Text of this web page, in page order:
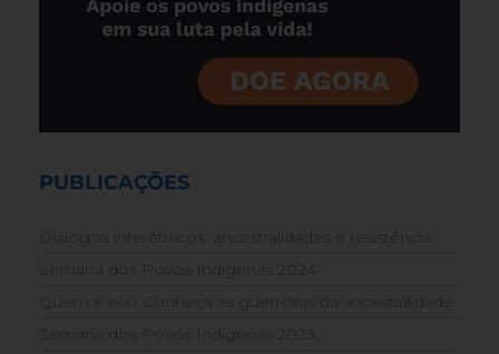
PUBLICAÇÕES
Diálogos interétnicos: ancestralidades e resistência
Semana dos Povos Indígenas 2024
Quem é ela? Conheça as guerreiras da ancestralidade
Semana dos Povos Indígenas 2023